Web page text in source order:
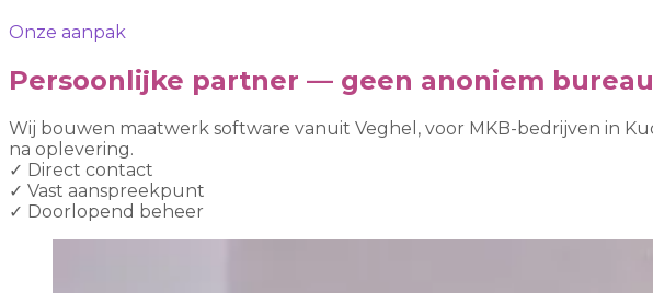
Onze aanpak
Persoonlijke partner — geen anoniem bureau
Wij bouwen maatwerk software vanuit Veghel, voor MKB-bedrijven in
na oplevering.
✓ Direct contact
✓ Vast aanspreekpunt
✓ Doorlopend beheer